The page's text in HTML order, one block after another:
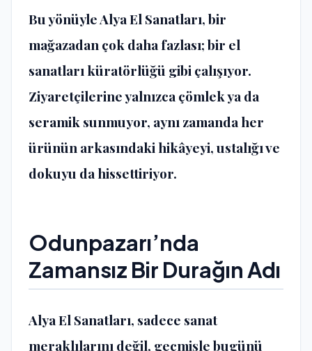
Bu yönüyle Alya El Sanatları, bir
mağazadan çok daha fazlası; bir el
sanatları küratörlüğü gibi çalışıyor.
Ziyaretçilerine yalnızca çömlek ya da
seramik sunmuyor, aynı zamanda her
ürünün arkasındaki hikâyeyi, ustalığı ve
dokuyu da hissettiriyor.
Odunpazarı’nda
Zamansız Bir Durağın Adı
Alya El Sanatları, sadece sanat
meraklılarını değil, geçmişle bugünü